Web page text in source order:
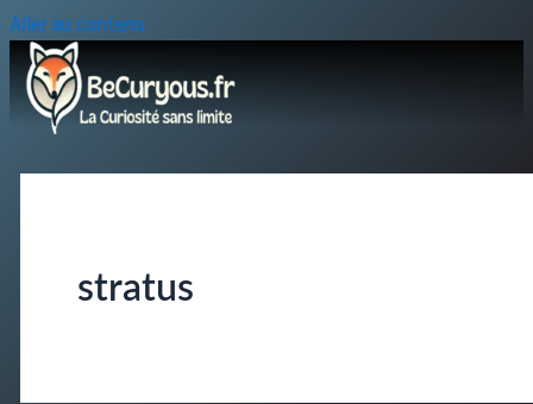
Aller au contenu
stratus